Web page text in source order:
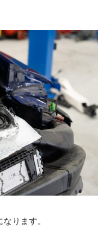
グ
ブ
ロ
ります。